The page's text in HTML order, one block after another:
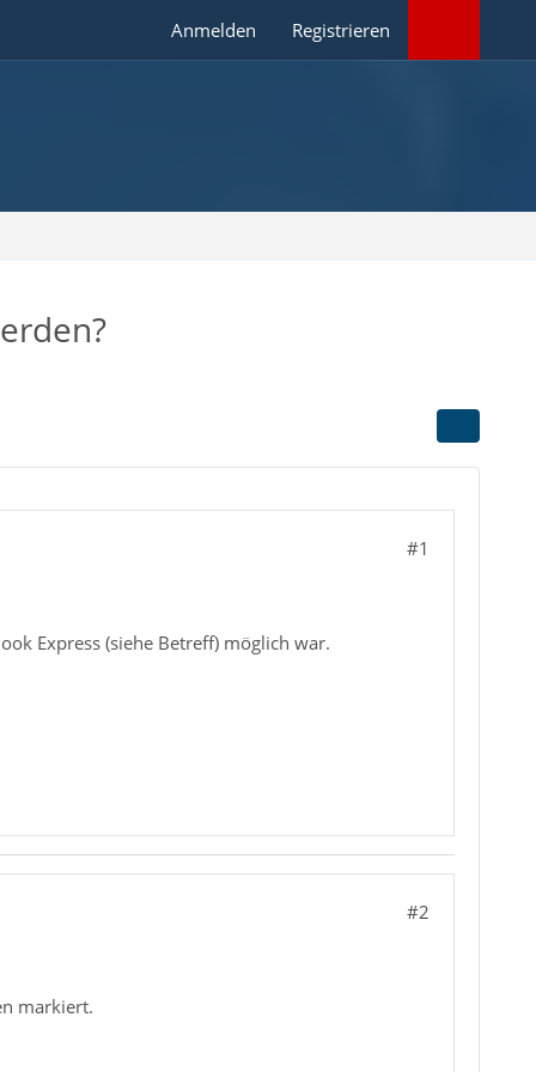
Anmelden Registrieren
#1
Express (siehe Betreff) möglich war.
#2
markiert.